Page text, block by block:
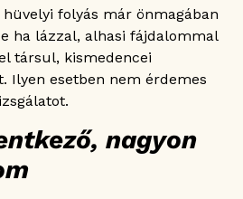
folyás már önmagában
ha lázzal, alhasi fájdalommal
társul, kismedencei
Ilyen esetben nem érdemes
nagyon